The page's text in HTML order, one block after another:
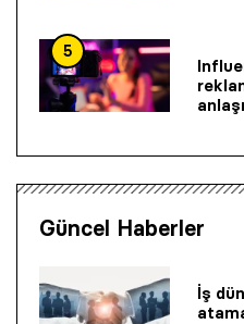
5
Güncel Haberler
İş